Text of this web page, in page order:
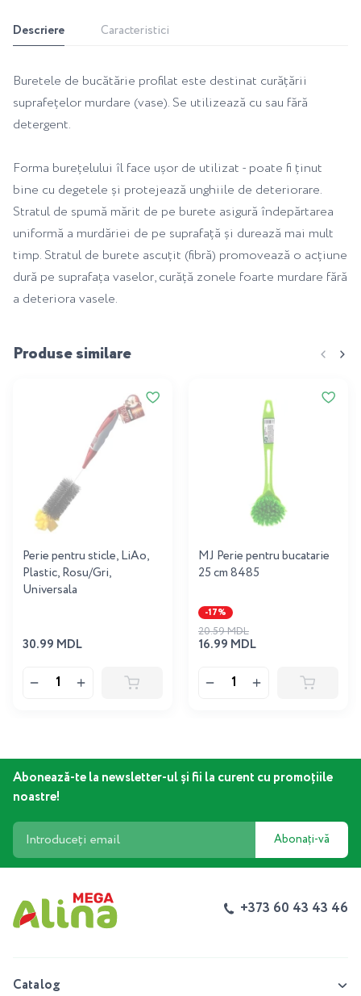
Descriere Caracteristici
Buretele de bucătărie profilat este destinat curățării
suprafețelor murdare (vase). Se utilizează cu sau fără
detergent.
Forma burețelului îl face ușor de utilizat - poate fi ținut
bine cu degetele și protejează unghiile de deteriorare.
Stratul de spumă mărit de pe burete asigură îndepărtarea
uniformă a murdăriei de pe suprafață și durează mai mult
timp. Stratul de burete ascuțit (fibră) promovează o acțiune
dură pe suprafața vaselor, curăță zonele foarte murdare fără
a deteriora vasele.
Produse similare
Perie pentru sticle, LiAo,
Plastic, Rosu/Gri,
Universala
30.99 MDL
MJ Perie pentru bucatarie
25 cm 8485
-17%
16.99 MDL
20.59 MDL
Abonează-te la newsletter-ul și fii la curent cu promoțiile
noastre!
Abonați-vă
+373 60 43 43 46
Catalog